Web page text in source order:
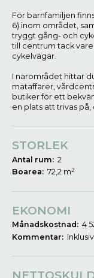
För barnfamiljen
6) inom området,
tryggt gång- och
till centrum tack
cykelvägar.
I närområdet hittar
mataffärer,
butiker för ett
en plats att trivas
STORLEK
Antal rum: 2
Boarea: 72,2 m2
EKONOMI
Månadskostnad: 4
Kommentar: